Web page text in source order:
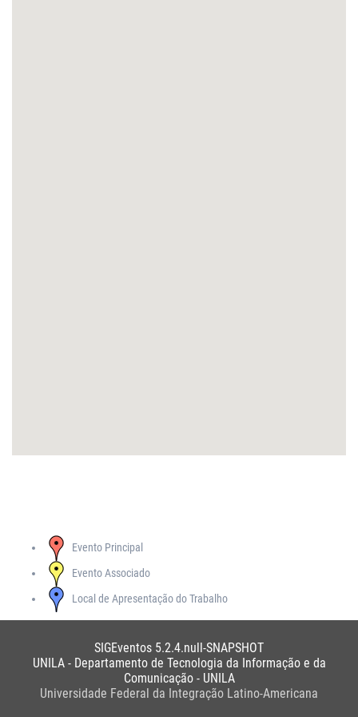
Evento Principal
Evento Associado
Local de Apresentação do Trabalho
SIGEventos 5.2.4.null-SNAPSHOT
UNILA - Departamento de Tecnologia da Informação e da
Comunicação - UNILA
Universidade Federal da Integração Latino-Americana